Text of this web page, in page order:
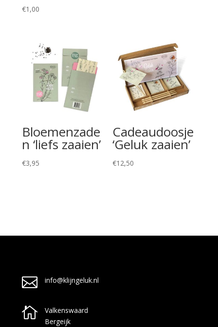
€1,00
Bloemenzade
n ‘liefs zaaien’
€3,95
Cadeaudoosje
‘Geluk zaaien’
€12,50
 info@klijngeluk.nl

Valkenswaard
Bergeijk